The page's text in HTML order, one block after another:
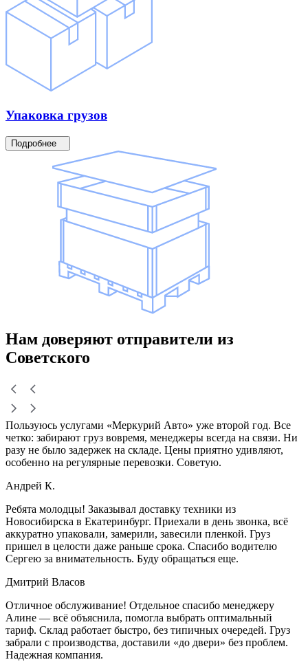
Упаковка грузов
Подробнее
Нам доверяют отправители из
Советского
Пользуюсь услугами «Меркурий Авто» уже второй год. Все
четко: забирают груз вовремя, менеджеры всегда на связи. Ни
разу не было задержек на складе. Цены приятно удивляют,
особенно на регулярные перевозки. Советую.
Андрей К.
Ребята молодцы! Заказывал доставку техники из
Новосибирска в Екатеринбург. Приехали в день звонка, всё
аккуратно упаковали, замерили, завесили пленкой. Груз
пришел в целости даже раньше срока. Спасибо водителю
Сергею за внимательность. Буду обращаться еще.
Дмитрий Власов
Отличное обслуживание! Отдельное спасибо менеджеру
Алине — всё объяснила, помогла выбрать оптимальный
тариф. Склад работает быстро, без типичных очередей. Груз
забрали с производства, доставили «до двери» без проблем.
Надежная компания.